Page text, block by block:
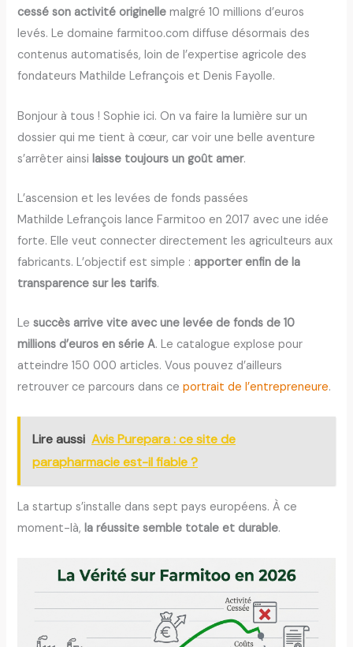
cessé son activité originelle malgré 10 millions d’euros
levés. Le domaine farmitoo.com diffuse désormais des
contenus automatisés, loin de l’expertise agricole des
fondateurs Mathilde Lefrançois et Denis Fayolle.
Bonjour à tous ! Sophie ici. On va faire la lumière sur un
dossier qui me tient à cœur, car voir une belle aventure
s’arrêter ainsi laisse toujours un goût amer.
L’ascension et les levées de fonds passées
Mathilde Lefrançois lance Farmitoo en 2017 avec une idée
forte. Elle veut connecter directement les agriculteurs aux
fabricants. L’objectif est simple : apporter enfin de la
transparence sur les tarifs.
Lesuccès arrive vite avec une levée de fonds de 10
millions d’euros en série A. Le catalogue explose pour
atteindre 150 000 articles. Vous pouvez d’ailleurs
retrouver ce parcours dans ceportrait de l’entrepreneure.
Lire aussi Avis Purepara : ce site de
parapharmacie est-il fiable ?
La startup s’installe dans sept pays européens. À ce
moment-là,la réussite semble totale et durable.